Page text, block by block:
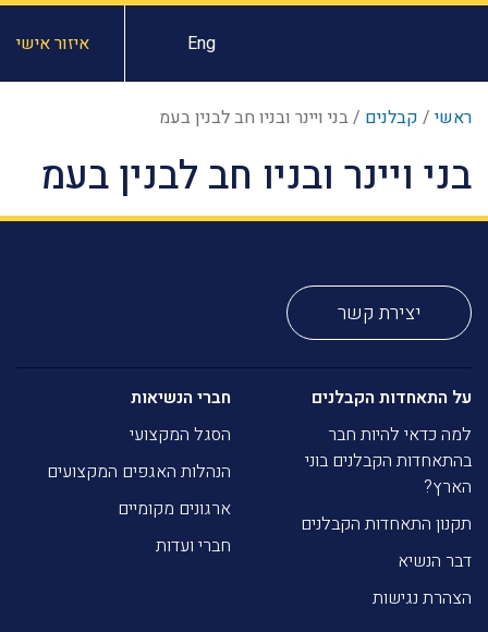
Eng איזור אישי
ראשי / קבלנים /בני ויינר ובניו חב לבנין בעמ
בני ויינר ובניו חב לבנין בעמ
יצירת קשר
על התאחדות הקבלנים
למה כדאי להיות חבר
בהתאחדות הקבלנים בוני
הארץ?
תקנון התאחדות הקבלנים
דבר הנשיא
הצהרת נגישות
חברי הנשיאות
הסגל המקצועי
הנהלות האגפים המקצועים
ארגונים מקומיים
חברי ועדות